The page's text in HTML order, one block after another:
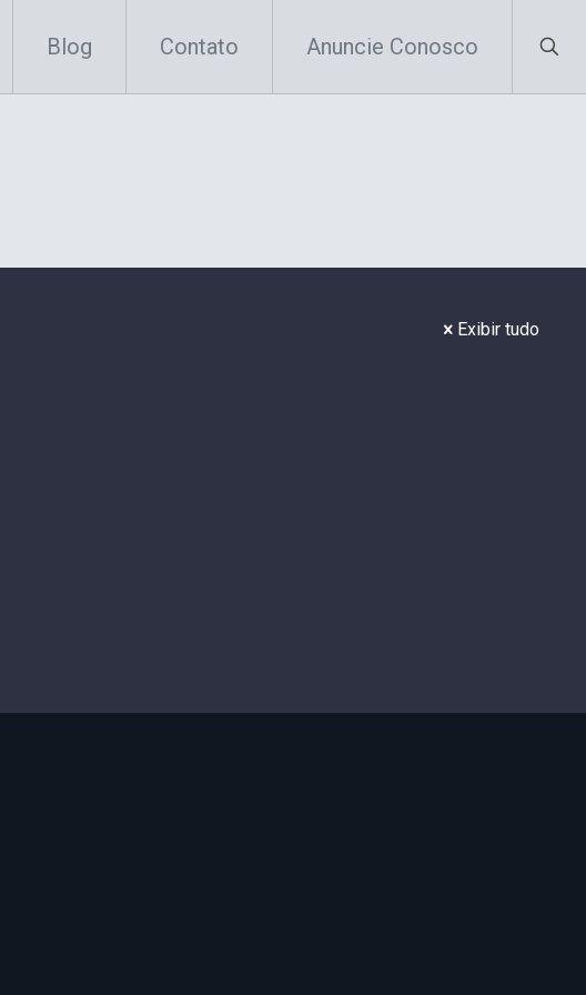
Blog Contato Anuncie Conosco
Exibir tudo